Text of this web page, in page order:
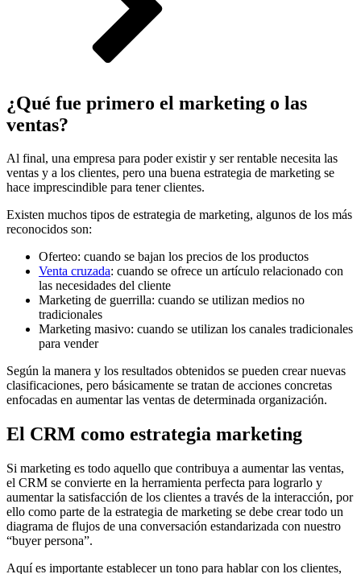
¿Qué fue primero el marketing o las
ventas?
Al final, una empresa para poder existir y ser rentable necesita las
ventas y a los clientes, pero una buena estrategia de marketing se
hace imprescindible para tener clientes.
Existen muchos tipos de estrategia de marketing, algunos de los más
reconocidos son:
Oferteo: cuando se bajan los precios de los productos
Venta cruzada: cuando se ofrece un artículo relacionado con
las necesidades del cliente
Marketing de guerrilla: cuando se utilizan medios no
tradicionales
Marketing masivo: cuando se utilizan los canales tradicionales
para vender
Según la manera y los resultados obtenidos se pueden crear nuevas
clasificaciones, pero básicamente se tratan de acciones concretas
enfocadas en aumentar las ventas de determinada organización.
El CRM como estrategia marketing
Si marketing es todo aquello que contribuya a aumentar las ventas,
el CRM se convierte en la herramienta perfecta para lograrlo y
aumentar la satisfacción de los clientes a través de la interacción, por
ello como parte de la estrategia de marketing se debe crear todo un
diagrama de flujos de una conversación estandarizada con nuestro
“buyer persona”.
Aquí es importante establecer un tono para hablar con los clientes,